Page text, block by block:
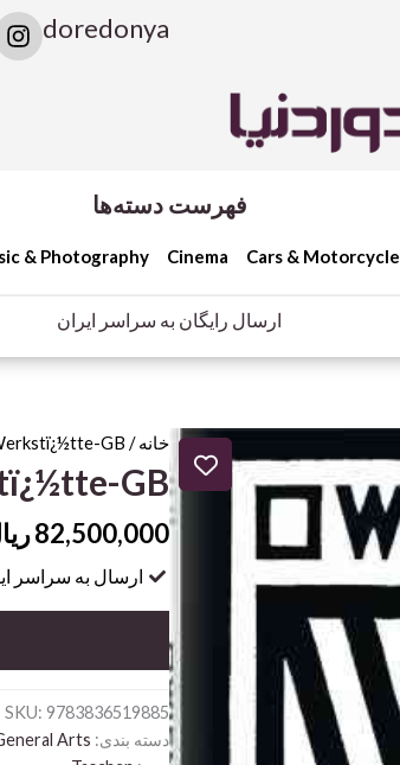
doredonya
I
n
فهرست دسته‌ها
Cars & Motorcycle
Cinema
& Photography
ارسال رایگان به سراسر ایران
خانه/
GB
GB
82,500,000
ارسال به سراسر
Werkstï¿½tte-
GB
عدد
SKU: 9783836519885
دسته بندی: Arts